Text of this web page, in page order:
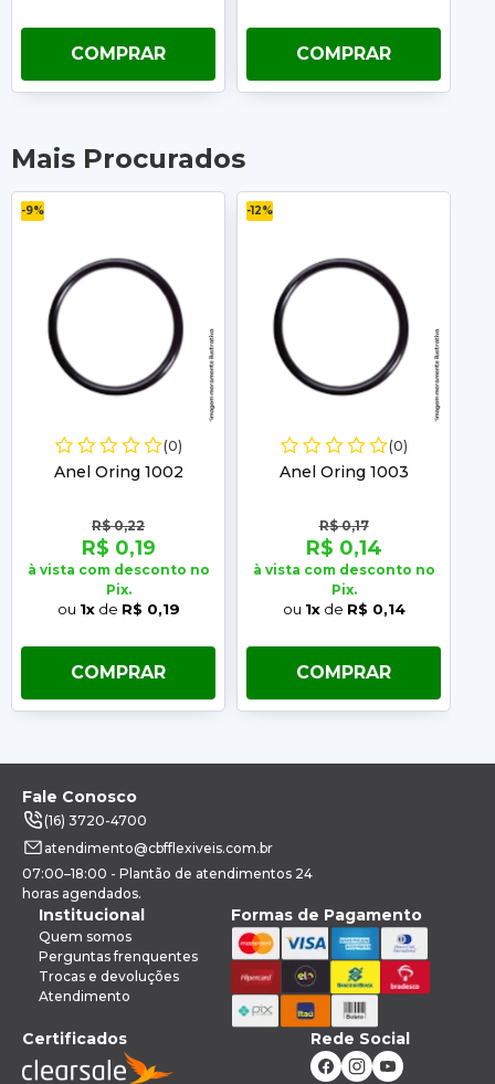
COMPRAR COMPRAR
Mais Procurados
-9%
(0)
Anel Oring 1002
R$ 0,22
R$ 0,19
à vista com desconto no
Pix.
ou 1xde R$ 0,19
COMPRAR
-12%
(0)
Anel Oring 1003
R$ 0,17
R$ 0,14
à vista com desconto no
Pix.
ou 1xde R$ 0,14
COMPRAR
Fale Conosco
(16) 3720-4700
atendimento@cbfflexiveis.com.br
07:00–18:00 - Plantão de atendimentos 24
horas agendados.
Institucional
Quem somos
Perguntas frenquentes
Trocas e devoluções
Atendimento
Formas de Pagamento
Certificados Rede Social